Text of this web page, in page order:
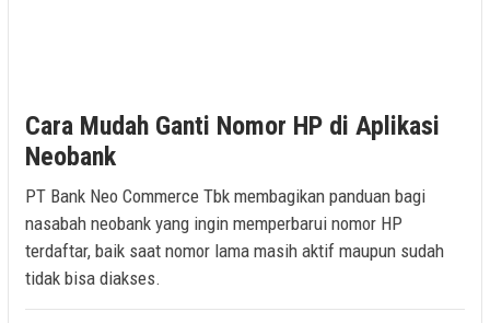
Cara Mudah Ganti Nomor HP di Aplikasi
Neobank
PT Bank Neo Commerce Tbk membagikan panduan bagi
nasabah neobank yang ingin memperbarui nomor HP
terdaftar, baik saat nomor lama masih aktif maupun sudah
tidak bisa diakses.